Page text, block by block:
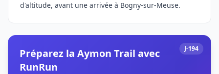
d'altitude, avant une arrivée à Bogny-sur-Meuse.
J-194
Préparez la Aymon Trail avec
RunRun